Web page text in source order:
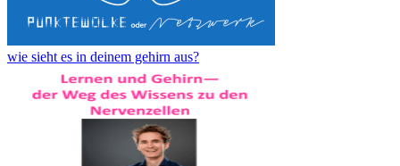
wie sieht es in deinem gehirn aus?